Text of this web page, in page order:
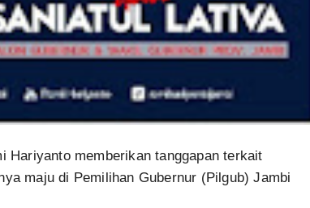
Hariyanto memberikan tanggapan terkait
maju di Pemilihan Gubernur (Pilgub) Jambi